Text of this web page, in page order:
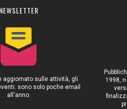
NEWSLETTER
aggiornato sulle attività, gli
sono solo poche email
all'anno.
1998,